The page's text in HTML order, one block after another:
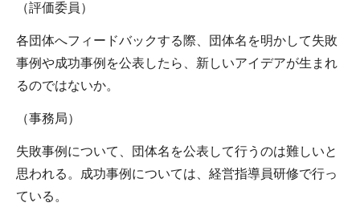
（評価委員）
各団体へフィードバックする際、団体名を明かして失敗
事例や成功事例を公表したら、新しいアイデアが生まれ
るのではないか。
（事務局）
失敗事例について、団体名を公表して行うのは難しいと
思われる。成功事例については、経営指導員研修で行っ
ている。